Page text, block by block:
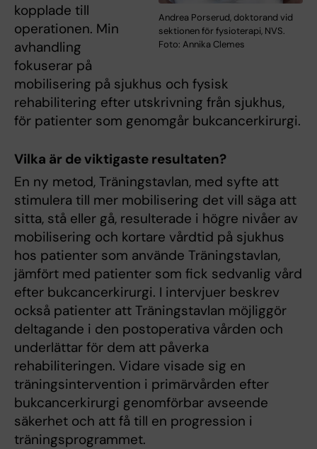
Andrea Porserud, doktorand vid
sektionen för fysioterapi, NVS.
Foto: Annika Clemes
kopplade till
operationen. Min
avhandling
fokuserar på
mobilisering på sjukhus och fysisk
rehabilitering efter utskrivning från sjukhus,
för patienter som genomgår bukcancerkirurgi.
Vilka är de viktigaste resultaten?
En ny metod, Träningstavlan, med syfte att
stimulera till mer mobilisering det vill säga att
sitta, stå eller gå, resulterade i högre nivåer av
mobilisering och kortare vårdtid på sjukhus
hos patienter som använde Träningstavlan,
jämfört med patienter som fick sedvanlig vård
efter bukcancerkirurgi. I intervjuer beskrev
också patienter att Träningstavlan möjliggör
deltagande i den postoperativa vården och
underlättar för dem att påverka
rehabiliteringen. Vidare visade sig en
träningsintervention i primärvården efter
bukcancerkirurgi genomförbar avseende
säkerhet och att få till en progression i
träningsprogrammet.